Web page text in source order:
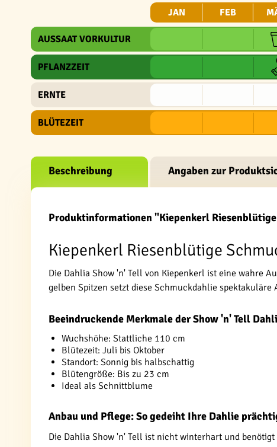
JAN FEB
AUSSAAT VORKULTUR
PFLANZZEIT
ERNTE
BLÜTEZEIT
Beschreibung Angaben zur
Produktinformationen "Kiepenkerl
Kiepenkerl Riesenblütige
Die Dahlia Show 'n' Tell von Kiepenkerl ist eine wahre
gelben Spitzen setzt diese Schmuckdahlie spektakuläre
Beeindruckende Merkmale der Show 'n' Tell
Wuchshöhe: Stattliche 110 cm
Blütezeit: Juli bis Oktober
Standort: Sonnig bis halbschattig
Blütengröße: Bis zu 23 cm
Ideal als Schnittblume
Anbau und Pflege: So gedeiht Ihre Dahlie
Die Dahlia Show 'n' Tell ist nicht winterhart und